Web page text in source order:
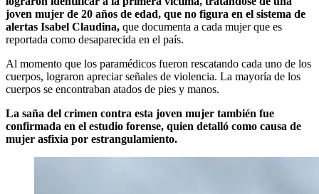
joven mujer de 20 años de edad, que no figura en el sistema de
alertas Isabel Claudina, que documenta a cada mujer que es
reportada como desaparecida en el país.
Al momento que los paramédicos fueron rescatando cada uno de los
cuerpos, lograron apreciar señales de violencia. La mayoría de los
cuerpos se encontraban atados de pies y manos.
La saña del crimen contra esta joven mujer también fue
confirmada en el estudio forense, quien detalló como causa de
mujer asfixia por estrangulamiento.